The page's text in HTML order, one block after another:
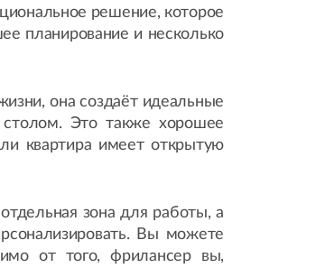
решение, которое
планирование и несколько
она создаёт идеальные
Это также хорошее
квартира имеет открытую
зона для работы, а
Вы можете
от того, фрилансер вы,